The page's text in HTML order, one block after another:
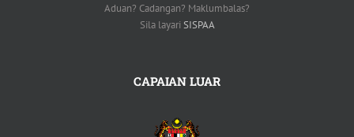
Aduan? Cadangan? Maklumbalas?
Sila layari SISPAA
CAPAIAN LUAR